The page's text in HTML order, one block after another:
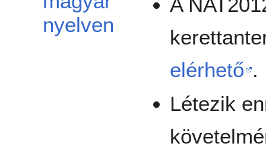
nyelven
elérhető .
Létezik